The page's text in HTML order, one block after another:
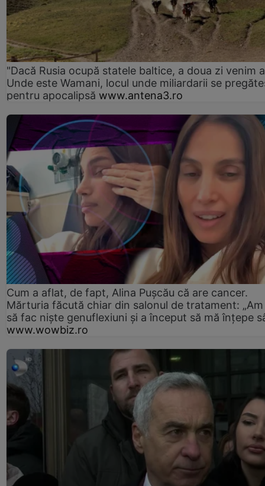
"Dacă Rusia ocupă statele baltice, a doua zi venim
Unde este Wamani, locul unde miliardarii se
pentru apocalipsă www.antena3.ro
Cum a aflat, de fapt, Alina Pușcău că are cancer.
Mărturia făcută chiar din salonul de tratament:
să fac niște genuflexiuni și a început să mă înțepe
www.wowbiz.ro